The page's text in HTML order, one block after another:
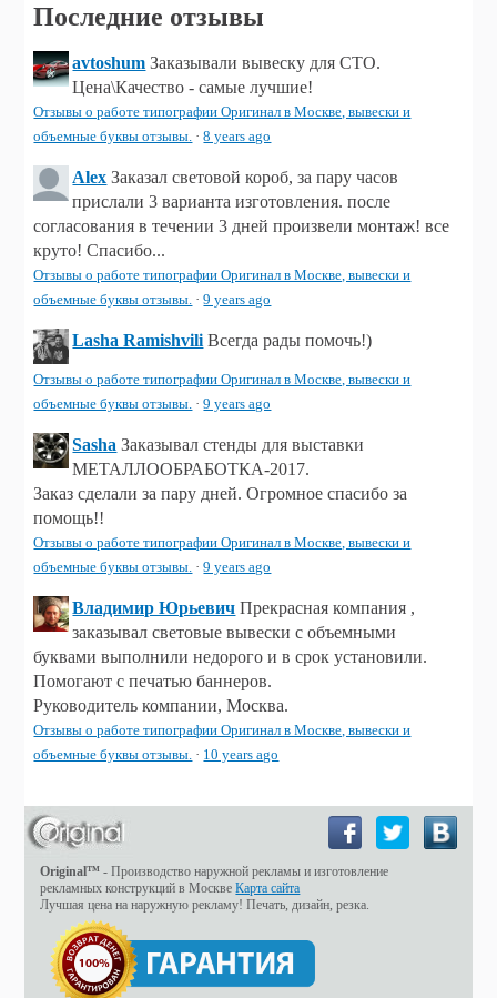
Последние отзывы
avtoshum Заказывали вывеску для СТО.
Цена\Качество - самые лучшие!
Отзывы о работе типографии Оригинал в Москве, вывески и
объемные буквы отзывы. ·8 years ago
Alex Заказал световой короб, за пару часов
прислали 3 варианта изготовления. после
согласования в течении 3 дней произвели монтаж! все
круто! Спасибо...
Отзывы о работе типографии Оригинал в Москве, вывески и
объемные буквы отзывы. ·9 years ago
Lasha Ramishvili Всегда рады помочь!)
Отзывы о работе типографии Оригинал в Москве, вывески и
объемные буквы отзывы. ·9 years ago
Sasha Заказывал стенды для выставки
МЕТАЛЛООБРАБОТКА-2017.
Заказ сделали за пару дней. Огромное спасибо за
помощь!!
Отзывы о работе типографии Оригинал в Москве, вывески и
объемные буквы отзывы. ·9 years ago
Владимир Юрьевич Прекрасная компания ,
заказывал световые вывески с объемными
буквами выполнили недорого и в срок установили.
Помогают с печатью баннеров.
Руководитель компании, Москва.
Отзывы о работе типографии Оригинал в Москве, вывески и
объемные буквы отзывы. · 10 years ago
Original™ - Производство наружной рекламы и изготовление
рекламных конструкций в МосквеКарта сайта
Лучшая цена на наружную рекламу! Печать, дизайн, резка.